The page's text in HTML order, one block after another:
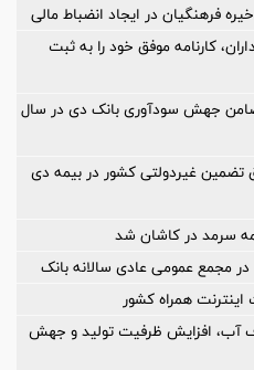
فرهنگیان در ایجاد انضباط مالی
کارنامه موفق خود را به ثبت
ضامن جهش سودآوری بانک دی در سال
تضمین غیردولتی کشور در بیمه دی
سرمد در کاشان شد
مجمع عمومی عادی سالانه بانک
همراه کشور
مصرف آب، افزایش ظرفیت تولید و جهش